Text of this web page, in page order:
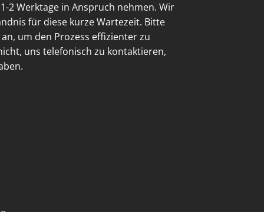
2 Werktage in Anspruch nehmen. Wir
für diese kurze Wartezeit. Bitte
um den Prozess effizienter zu
uns telefonisch zu kontaktieren,